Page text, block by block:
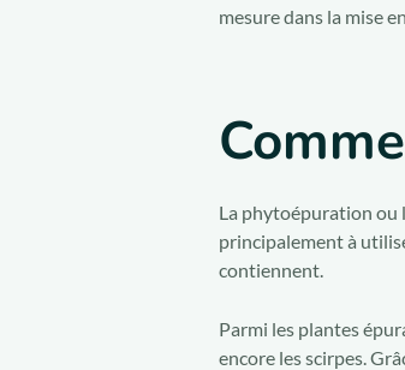
mesure dans la mise
La phytoépuration ou
principalement à
contiennent.
Parmi les plantes
encore les scirpes.